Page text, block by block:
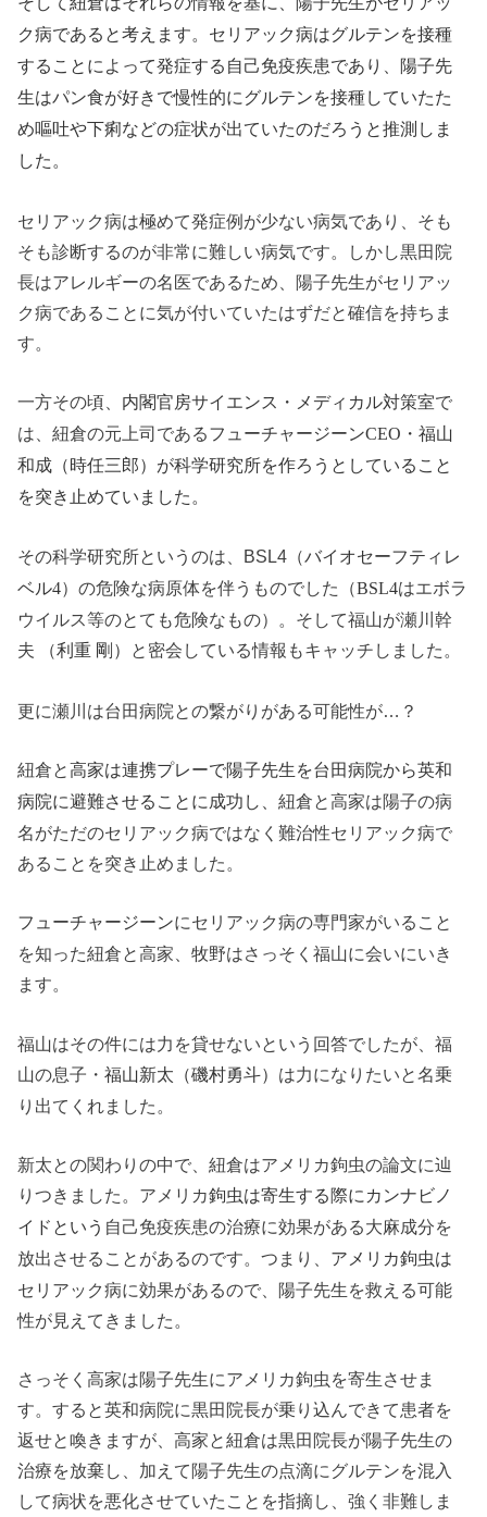
ク病であると考えます。セリアック病はグルテンを接種
することによって発症する自己免疫疾患であり、陽子先
生はパン食が好きで慢性的にグルテンを接種していたた
め嘔吐や下痢などの症状が出ていたのだろうと推測しま
した。
セリアック病は極めて発症例が少ない病気であり、そも
そも診断するのが非常に難しい病気です。しかし黒田院
長はアレルギーの名医であるため、陽子先生がセリアッ
ク病であることに気が付いていたはずだと確信を持ちま
す。
一方その頃、 内閣官房サイエンス・メディカル対策室で
は、紐倉の元上司であるフューチャージーンCEO・福山
和成（時任三郎）が科学研究所を作ろうとしていること
を突き止めていました。
その科学研究所というのは、BSL4（バイオセーフティレ
ベル4）の危険な病原体を伴うものでした（BSL4はエボラ
ウイルス等のとても危険なもの）。そして福山が瀬川幹
夫 （利重 剛） と密会している情報もキャッチしました。
更に瀬川は台田病院との繋がりがある可能性が…？
紐倉と高家は連携プレーで陽子先生を台田病院から英和
病院に避難させることに成功し、紐倉と高家は陽子の病
名がただのセリアック病ではなく難治性セリアック病で
あることを突き止めました。
フューチャージーンにセリアック病の専門家がいること
を知った紐倉と高家、牧野はさっそく福山に会いにいき
ます。
福山はその件には力を貸せないという回答でしたが、福
山の息子・福山新太（磯村勇斗） は力になりたいと名乗
り出てくれました。
新太との関わりの中で、紐倉はアメリカ鉤虫の論文に辿
りつきました。アメリカ鉤虫は寄生する際に カンナビノ
イドという 自己免疫疾患の治療に効果がある大麻成分を
放出させることがあるのです。つまり、 アメリカ鉤虫は
セリアック病に効果があるので、陽子先生を救える可能
性が見えてきました。
さっそく高家は陽子先生にアメリカ鉤虫を寄生させま
す。すると英和病院に黒田院長が乗り込んできて患者を
返せと喚きますが、高家と紐倉は黒田院長が陽子先生の
治療を放棄し、加えて陽子先生の点滴にグルテンを混入
して病状を悪化させていたことを指摘し、強く非難しま